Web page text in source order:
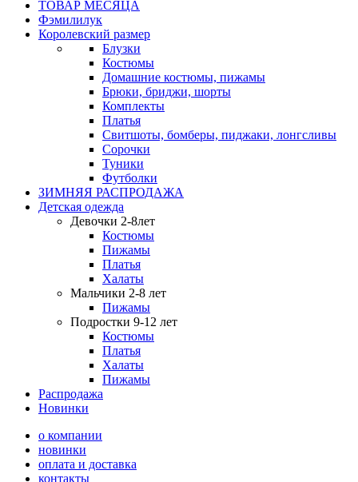
ТОВАР МЕСЯЦА
Фэмилилук
Королевский размер
Блузки
Костюмы
Домашние костюмы, пижамы
Брюки, бриджи, шорты
Комплекты
Платья
Свитшоты, бомберы, пиджаки, лонгсливы
Сорочки
Туники
Футболки
ЗИМНЯЯ РАСПРОДАЖА
Детская одежда
Девочки 2-8лет
Костюмы
Пижамы
Платья
Халаты
Мальчики 2-8 лет
Пижамы
Подростки 9-12 лет
Костюмы
Платья
Халаты
Пижамы
Распродажа
Новинки
о компании
новинки
оплата и доставка
контакты